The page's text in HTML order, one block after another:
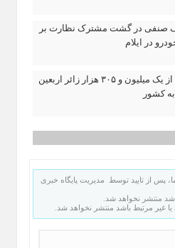
تخلف صنفی در گشت مشترک نظارت بر
در ایلام
بازگشت بیش از یک میلیون و ۳۰۵ هزار زائر اربعین
کشور
پس از تایید توسط مدیریت پایگاه خبری
منتشر نخواهد شد.
یا غیر مرتبط باشد منتشر نخواهد شد.